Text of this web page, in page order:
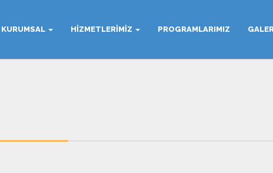
KURUMSAL HIZMETLERIMIZ PROGRAMLARIMIZ